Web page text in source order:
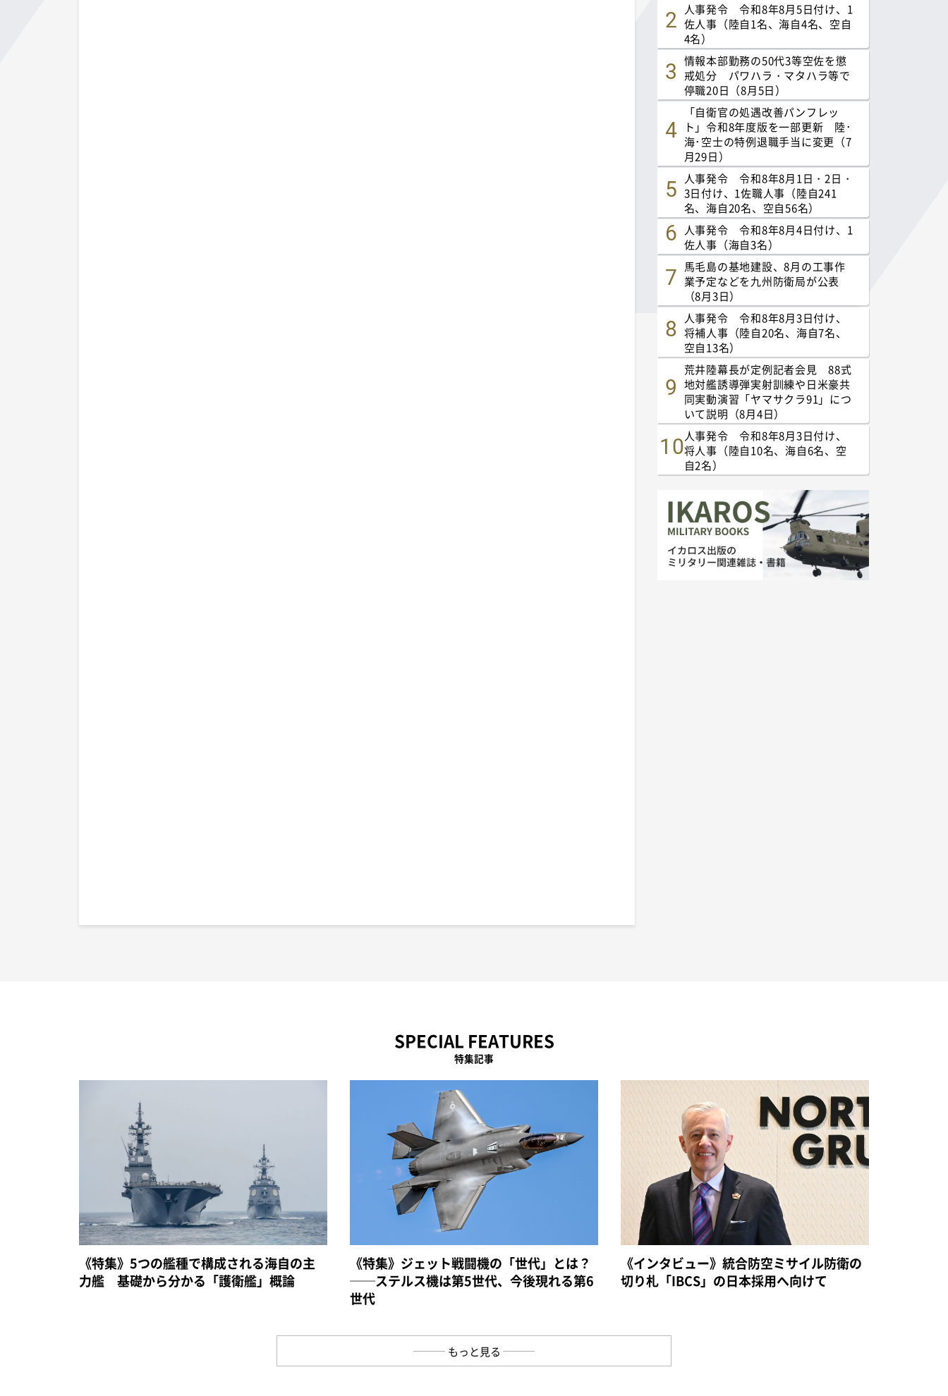
人事発令 令和8年8月5日付け、1
佐人事（陸自1名、海自4名、空自
4名）
情報本部勤務の50代3等空佐を懲
戒処分 パワハラ・マタハラ等で
停職20日（8月5日）
「自衛官の処遇改善パンフレッ
ト」令和8年度版を一部更新 陸･
海･空士の特例退職手当に変更（7
月29日）
人事発令 令和8年8月1日・2日・
3日付け、1佐職人事（陸自241
名、海自20名、空自56名）
人事発令 令和8年8月4日付け、1
佐人事（海自3名）
馬毛島の基地建設、8月の工事作
業予定などを九州防衛局が公表
（8月3日）
人事発令 令和8年8月3日付け、
将補人事（陸自20名、海自7名、
空自13名）
荒井陸幕長が定例記者会見 88式
地対艦誘導弾実射訓練や日米豪共
同実動演習「ヤマサクラ91」につ
いて説明（8月4日）
人事発令 令和8年8月3日付け、
将人事（陸自10名、海自6名、空
自2名）
SPECIAL FEATURES
特集記事
《特集》5つの艦種で構成される海自の主
力艦 基礎から分かる「護衛艦」概論
《特集》ジェット戦闘機の「世代」とは？
──ステルス機は第5世代、今後現れる第6
世代
《インタビュー》統合防空ミサイル防衛の
切り札「IBCS」の日本採用へ向けて
もっと見る